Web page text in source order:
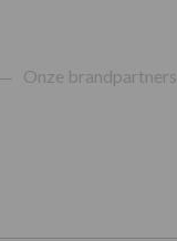
Onze brandpartners